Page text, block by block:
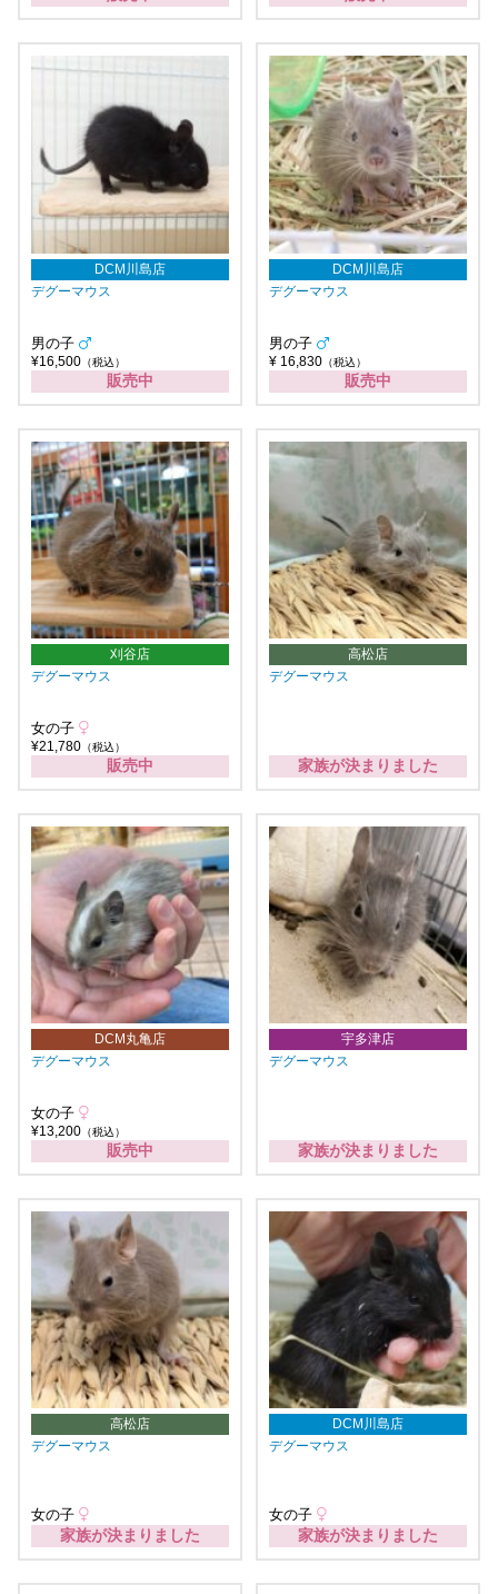
DCM川島店
デグーマウス
男の子
¥16,500 （税込）
販売中
DCM川島店
デグーマウス
男の子
¥ 16,830 （税込）
販売中
刈谷店
デグーマウス
女の子
¥21,780 （税込）
販売中
高松店
デグーマウス
家族が決まりました
DCM丸亀店
デグーマウス
女の子
¥13,200 （税込）
販売中
宇多津店
デグーマウス
家族が決まりました
高松店
デグーマウス
女の子
家族が決まりました
DCM川島店
デグーマウス
女の子
家族が決まりました